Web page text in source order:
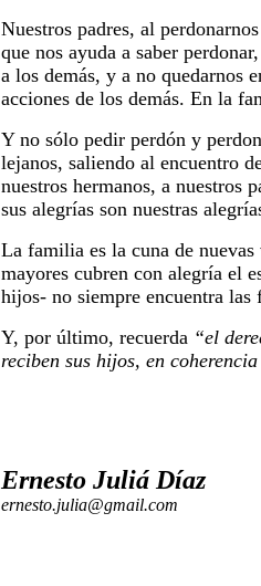
Nuestros padres, al
que nos ayuda a saber
a los demás, y a no quedarnos
acciones de los demás. En la
Y no sólo pedir perdón y
lejanos, saliendo al encuentro
nuestros hermanos, a nuestros
sus alegrías son nuestras
La familia es la cuna de nuevas
mayores cubren con alegría el
hijos- no siempre encuentra las
Y, por último, recuerda “el
reciben sus hijos, en
Ernesto Juliá Díaz
ernesto.julia@gmail.com